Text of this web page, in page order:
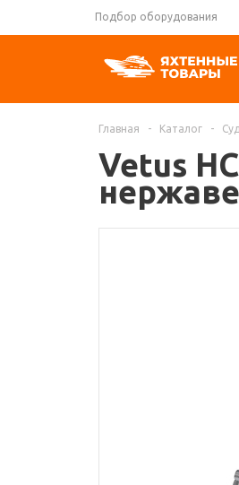
Подбор оборудования
Главная - Каталог -
Vetus